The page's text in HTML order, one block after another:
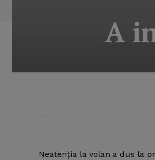
A
Neatenţia la volan a dus la